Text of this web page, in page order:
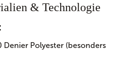
& Technologie
Denier Polyester (besonders